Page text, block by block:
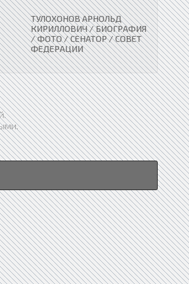
ТУЛОХОНОВ АРНОЛЬД
КИРИЛЛОВИЧ / БИОГРАФИЯ
/ ФОТО / СЕНАТОР / СОВЕТ
ФЕДЕРАЦИИ